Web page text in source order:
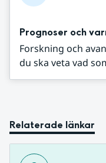
Prognoser och
Forskning och
du ska veta vad
Relaterade länkar